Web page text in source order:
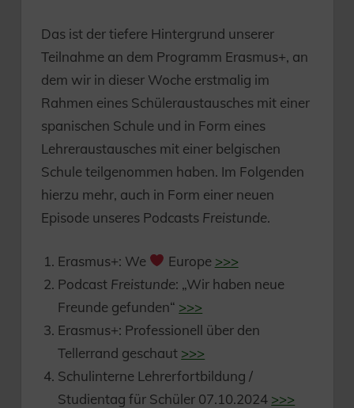
Das ist der tiefere Hintergrund unserer
Teilnahme an dem Programm Erasmus+, an
dem wir in dieser Woche erstmalig im
Rahmen eines Schüleraustausches mit einer
spanischen Schule und in Form eines
Lehreraustausches mit einer belgischen
Schule teilgenommen haben. Im Folgenden
hierzu mehr, auch in Form einer neuen
Episode unseres Podcasts Freistunde.
Erasmus+: We Europe >>>
Podcast Freistunde: „Wir haben neue
Freunde gefunden“ >>>
Erasmus+: Professionell über den
Tellerrand geschaut >>>
Schulinterne Lehrerfortbildung /
Studientag für Schüler 07.10.2024 >>>